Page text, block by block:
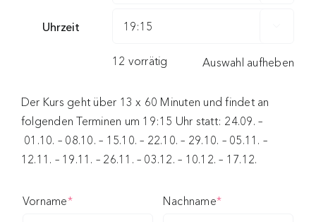
Uhrzeit
12 vorrätig Auswahl aufheben
Der Kurs geht über 13 x 60 Minuten und findet an
folgenden Terminen um 19:15 Uhr statt: 24.09. –
01.10. – 08.10. – 15.10. – 22.10. – 29.10. – 05.11. –
12.11. – 19.11. – 26.11. – 03.12. – 10.12. – 17.12.
Vorname*(required) Nachname*(required)